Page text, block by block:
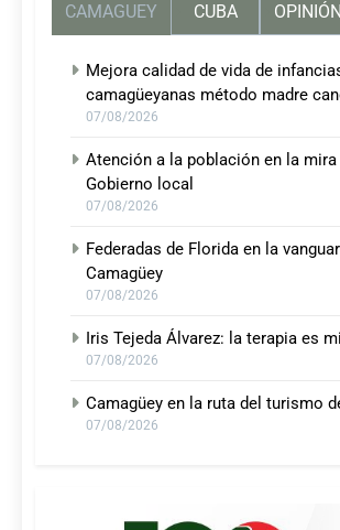
CAMAGUEY CUBA OPINIÓN
Mejora calidad de vida de
camagüeyanas método madre
07/08/2026
Atención a la población en la mira
Gobierno local
07/08/2026
Federadas de Florida en la
Camagüey
07/08/2026
Iris Tejeda Álvarez: la terapia es
07/08/2026
Camagüey en la ruta del turismo
07/08/2026